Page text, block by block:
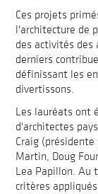
Ces projets
l'architecture de
des activités des
derniers
définissant les
divertissons.
Les lauréats ont
d'architectes
Craig (présidente
Martin, Doug
Lea Papillon. Au
critères